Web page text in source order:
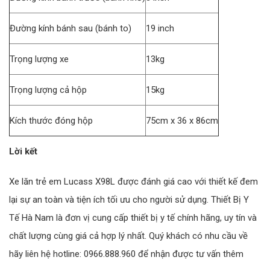
Đường kính bánh sau (bánh to) 19 inch
Trọng lượng xe 13kg
Trọng lượng cả hộp 15kg
Kích thước đóng hộp 75cm x 36 x 86cm
Lời kết
Xe lăn trẻ em Lucass X98L được đánh giá cao với thiết kế đem
lại sự an toàn và tiện ích tối ưu cho người sử dụng. Thiết Bị Y
Tế Hà Nam là đơn vị cung cấp thiết bị y tế chính hãng, uy tín và
chất lượng cùng giá cả hợp lý nhất. Quý khách có nhu cầu về
hãy liên hệ hotline: 0966.888.960 để nhận được tư vấn thêm